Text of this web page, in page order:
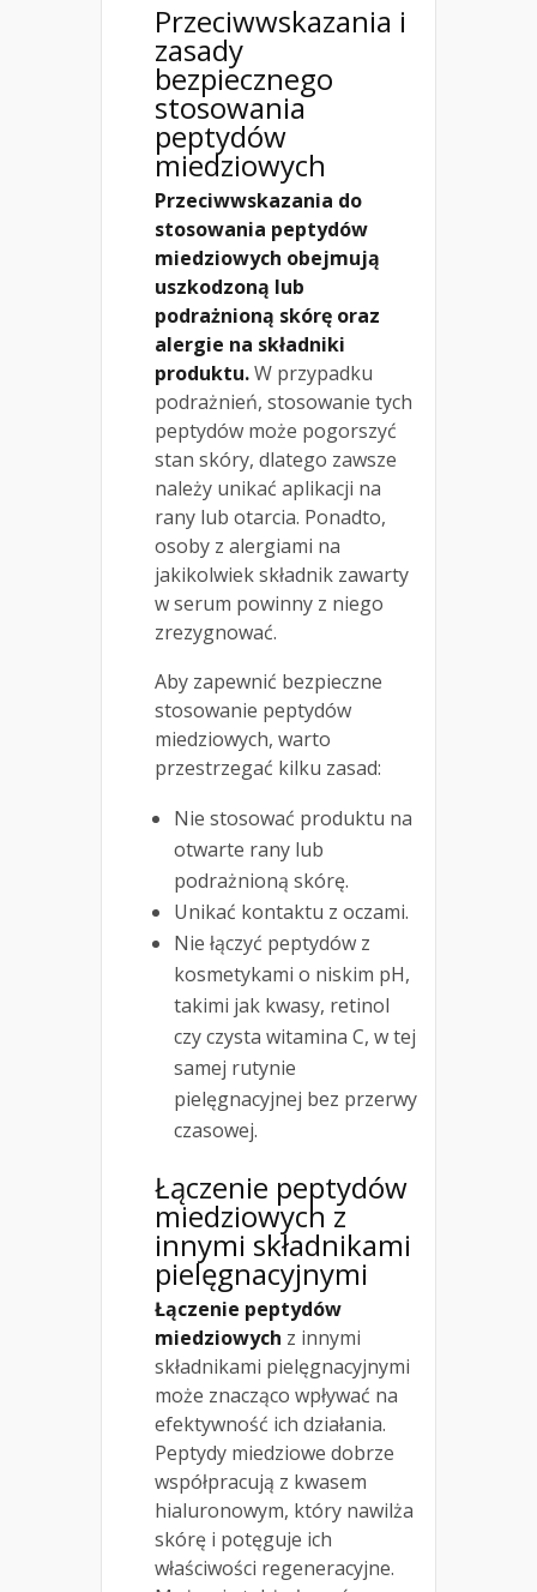
Przeciwwskazania i
zasady
bezpiecznego
stosowania
peptydów
miedziowych
Przeciwwskazania do
stosowania peptydów
miedziowych obejmują
uszkodzoną lub
podrażnioną skórę oraz
alergie na składniki
produktu.W przypadku
podrażnień, stosowanie tych
peptydów może pogorszyć
stan skóry, dlatego zawsze
należy unikać aplikacji na
rany lub otarcia. Ponadto,
osoby z alergiami na
jakikolwiek składnik zawarty
w serum powinny z niego
zrezygnować.
Aby zapewnić bezpieczne
stosowanie peptydów
miedziowych, warto
przestrzegać kilku zasad:
Nie stosować produktu na
otwarte rany lub
podrażnioną skórę.
Unikać kontaktu z oczami.
Nie łączyć peptydów z
kosmetykami o niskim pH,
takimi jak kwasy, retinol
czy czysta witamina C, w tej
samej rutynie
pielęgnacyjnej bez przerwy
czasowej.
Łączenie peptydów
miedziowych z
innymi składnikami
pielęgnacyjnymi
Łączenie peptydów
miedziowych z innymi
składnikami pielęgnacyjnymi
może znacząco wpływać na
efektywność ich działania.
Peptydy miedziowe dobrze
współpracują z kwasem
hialuronowym, który nawilża
skórę i potęguje ich
właściwości regeneracyjne.